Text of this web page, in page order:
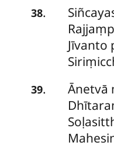
38.
Jīvanto
39.
Ānetvā